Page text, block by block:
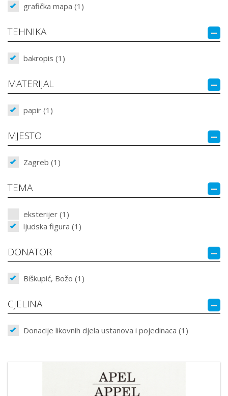
grafička mapa (1)
TEHNIKA
bakropis (1)
MATERIJAL
papir (1)
MJESTO
Zagreb (1)
TEMA
eksterijer (1)
ljudska figura (1)
DONATOR
Biškupić, Božo (1)
CJELINA
Donacije likovnih djela ustanova i pojedinaca (1)